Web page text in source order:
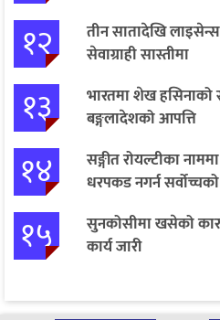
१२
तीन सातादेखि
सेवाग्राही सास्तीमा
१३
भारतमा शेख हसिनाको
बङ्गलादेशको आपत्ति
१४
सङ्गीत रोयल्टीका
धरपकड नगर्न
१५
सुनकोसीमा खसेको कार
कार्य जारी